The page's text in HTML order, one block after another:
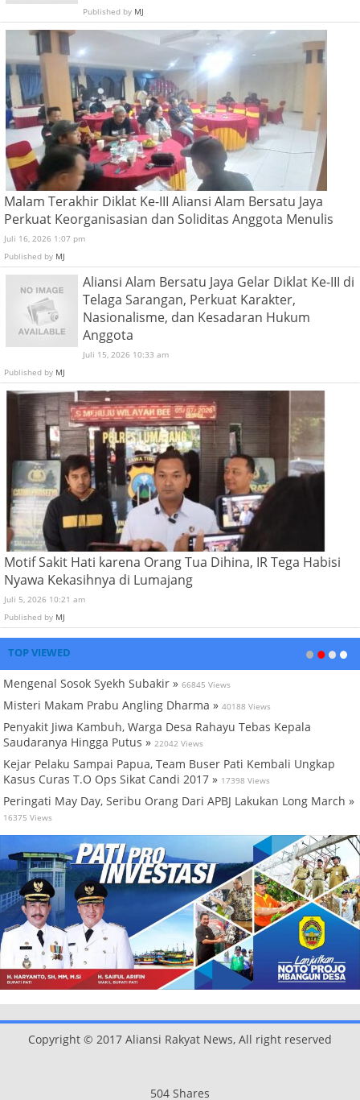
Published by MJ
Malam Terakhir Diklat Ke-III Aliansi Alam Bersatu Jaya
Perkuat Keorganisasian dan Soliditas Anggota Menulis
Juli 16, 2026 1:07 pm
Published by MJ
Aliansi Alam Bersatu Jaya Gelar Diklat Ke-III di
Telaga Sarangan, Perkuat Karakter,
Nasionalisme, dan Kesadaran Hukum
Anggota
Juli 15, 2026 10:33 am
Published by MJ
Motif Sakit Hati karena Orang Tua Dihina, IR Tega Habisi
Nyawa Kekasihnya di Lumajang
Juli 5, 2026 10:21 am
Published by MJ
TOP VIEWED
Mengenal Sosok Syekh Subakir » 66845 Views
Misteri Makam Prabu Angling Dharma » 40188 Views
Penyakit Jiwa Kambuh, Warga Desa Rahayu Tebas Kepala
Saudaranya Hingga Putus » 22042 Views
Kejar Pelaku Sampai Papua, Team Buser Pati Kembali Ungkap
Kasus Curas T.O Ops Sikat Candi 2017 » 17398 Views
Peringati May Day, Seribu Orang Dari APBJ Lakukan Long March »
16375 Views
Copyright © 2017 Aliansi Rakyat News, All right reserved
504 Shares